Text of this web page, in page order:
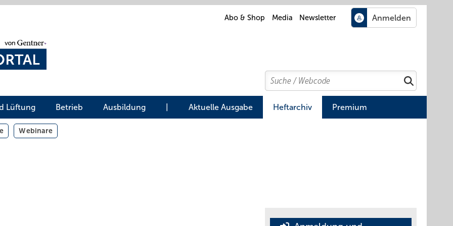
Abo & Shop Media Newsletter
Search
Suchen
Lüftung Betrieb Ausbildung Aktuelle Ausgabe Heftarchiv Premium
Webinare